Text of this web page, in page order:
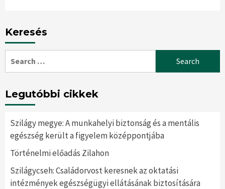
Keresés
for:
Legutóbbi cikkek
Szilágy megye: A munkahelyi biztonság és a mentális
egészség került a figyelem középpontjába
Történelmi előadás Zilahon
Szilágycseh: Családorvost keresnek az oktatási
intézmények egészségügyi ellátásának biztosítására